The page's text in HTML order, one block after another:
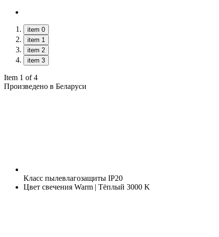
item 0
item 1
item 2
item 3
Item 1 of 4
Произведено в Беларуси
Класс пылевлагозащиты IP20
Цвет свечения Warm | Тёплый 3000 K